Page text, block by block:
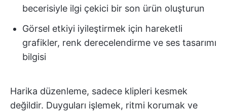
becerisiyle ilgi çekici bir son ürün oluşturun
Görsel etkiyi iyileştirmek için hareketli
grafikler, renk derecelendirme ve ses tasarımı
bilgisi
Harika düzenleme, sadece klipleri kesmek
değildir. Duyguları işlemek, ritmi korumak ve